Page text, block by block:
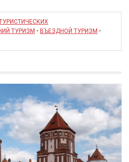
ТУРИЗМ • ВЪЕЗДНОЙ ТУРИЗМ •